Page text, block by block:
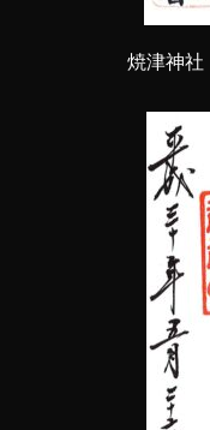
焼津神